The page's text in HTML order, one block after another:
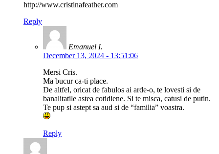
http://www.cristinafeather.com
Reply
Emanuel I.
December 13, 2024 - 13:51:06
Mersi Cris.
Ma bucur ca-ti place.
De altfel, oricat de fabulos ai arde-o, te lovesti si de
banalitatile astea cotidiene. Si te misca, catusi de putin.
Te pup si astept sa aud si de “familia” voastra.
Reply